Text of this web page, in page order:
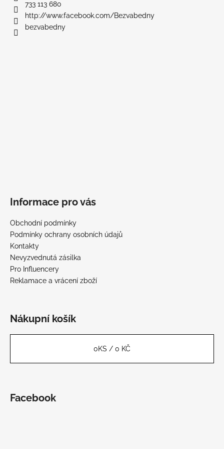
733 113 680
http://www.facebook.com/Bezvabedny
bezvabedny
Informace pro vás
Obchodní podmínky
Podmínky ochrany osobních údajů
Kontakty
Nevyzvednutá zásilka
Pro Influencery
Reklamace a vrácení zboží
Nákupní košík
0KS / 0 KČ
Facebook